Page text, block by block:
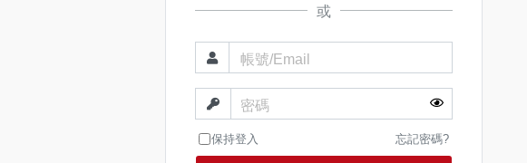
或
帳號/Email
密碼
保持登入 忘記密碼?